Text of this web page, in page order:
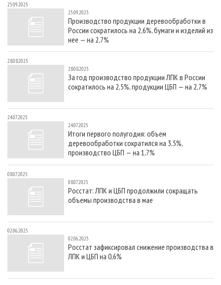
25.09.2025
25.09.2025
Производство продукции деревообработки в
России сократилось на 2,6%, бумаги и изделий из
нее — на 2,7%
28.08.2025
28.08.2025
За год производство продукции ЛПК в России
сократилось на 2,5%, продукции ЦБП — на 2,7%
24.07.2025
24.07.2025
Итоги первого полугодия: объем
деревообработки сократился на 3,5%,
производство ЦБП — на 1,7%
08.07.2025
08.07.2025
Росстат: ЛПК и ЦБП продолжили сокращать
объемы производства в мае
02.06.2025
02.06.2025
Росстат зафиксировал снижение производства в
ЛПК и ЦБП на 0,6%